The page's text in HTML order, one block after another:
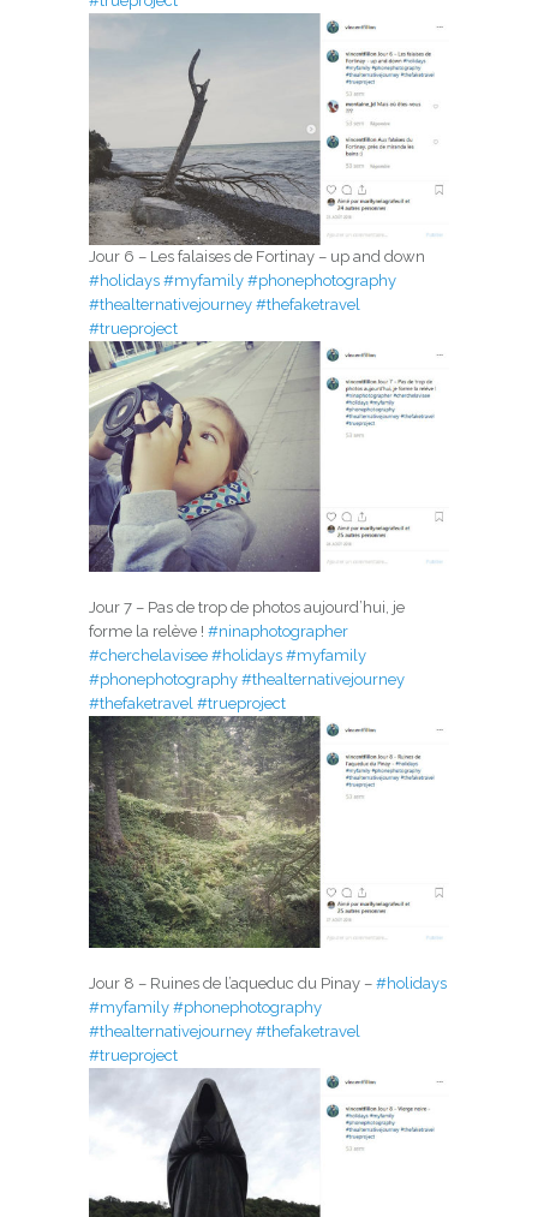
Jour 6 – Les falaises de Fortinay – up and down
#holidays #myfamily #phonephotography
#thealternativejourney #thefaketravel
#trueproject
Jour 7 – Pas de trop de photos aujourd’hui, je
forme la relève ! #ninaphotographer
#cherchelavisee #holidays #myfamily
#phonephotography #thealternativejourney
#thefaketravel #trueproject
Jour 8 – Ruines de l’aqueduc du Pinay – #holidays
#myfamily #phonephotography
#thealternativejourney #thefaketravel
#trueproject